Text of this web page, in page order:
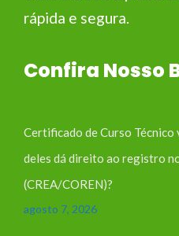
rápida e segura.
Confira Nosso
Certificado de Curso
deles dá direito ao registro
(CREA/COREN)?
agosto 7, 2026